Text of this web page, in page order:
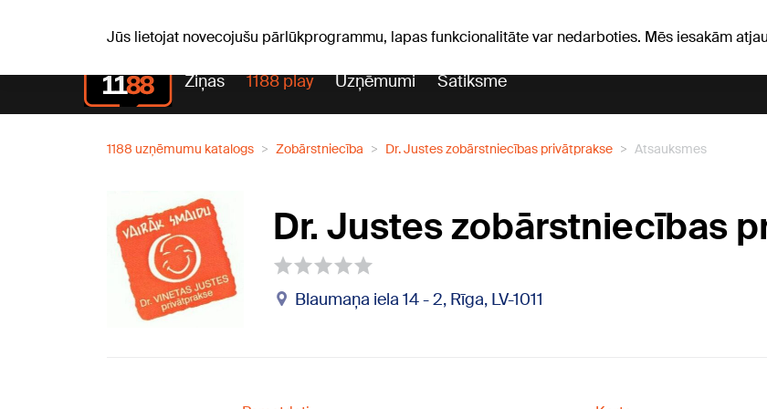
Jūs lietojat novecojušu pārlūkprogrammu, lapas funkcionalitāte var nedarboties. Mēs iesakām
Ziņas 1188 play Uzņēmumi Satiksme
1188 uzņēmumu katalogs Zobārstniecība Dr. Justes zobārstniecības privātprakse Atsauksmes
Dr. Justes zobārstniecības
Blaumaņa iela 14 - 2, Rīga, LV-1011